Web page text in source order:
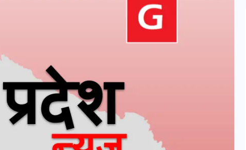
वोटर लिस्ट पुनरीक्षण कार्यक्रम में
हुआ बदलाव, देखें नई तारीखों की
पूरी लिस्ट